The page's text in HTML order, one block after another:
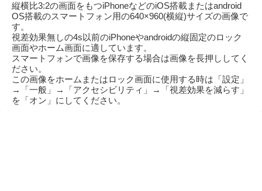
縦横比3:2の画面をもつiPhoneなどのiOS搭載またはandroid
OS搭載のスマートフォン用の640×960(横縦)サイズの画像で
す。
視差効果無しの4s以前のiPhoneやandroidの縦固定のロック
画面やホーム画面に適しています。
スマートフォンで画像を保存する場合は画像を長押ししてく
ださい。
この画像をホームまたはロック画面に使用する時は「設定」
→「一般」→「アクセシビリティ」→「視差効果を減らす」
を「オン」にしてください。